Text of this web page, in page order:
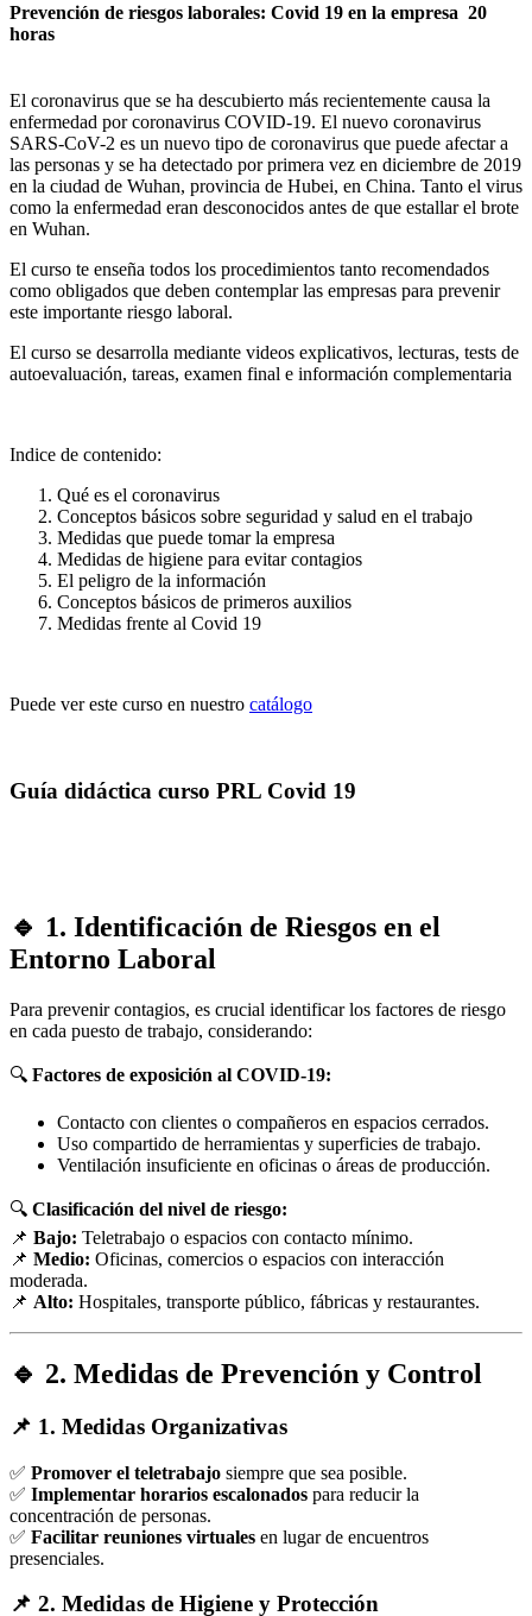
Prevención de riesgos laborales: Covid 19 en la empresa 20
horas
El coronavirus que se ha descubierto más recientemente causa la
enfermedad por coronavirus COVID-19. El nuevo coronavirus
SARS-CoV-2 es un nuevo tipo de coronavirus que puede afectar a
las personas y se ha detectado por primera vez en diciembre de 2019
en la ciudad de Wuhan, provincia de Hubei, en China. Tanto el virus
como la enfermedad eran desconocidos antes de que estallar el brote
en Wuhan.
El curso te enseña todos los procedimientos tanto recomendados
como obligados que deben contemplar las empresas para prevenir
este importante riesgo laboral.
El curso se desarrolla mediante videos explicativos, lecturas, tests de
autoevaluación, tareas, examen final e información complementaria
Indice de contenido:
Qué es el coronavirus
Conceptos básicos sobre seguridad y salud en el trabajo
Medidas que puede tomar la empresa
Medidas de higiene para evitar contagios
El peligro de la información
Conceptos básicos de primeros auxilios
Medidas frente al Covid 19
Puede ver este curso en nuestro catálogo
Guía didáctica curso PRL Covid 19
🔹 1. Identificación de Riesgos en el
Entorno Laboral
Para prevenir contagios, es crucial identificar los factores de riesgo
en cada puesto de trabajo, considerando:
🔍 Factores de exposición al COVID-19:
Contacto con clientes o compañeros en espacios cerrados.
Uso compartido de herramientas y superficies de trabajo.
Ventilación insuficiente en oficinas o áreas de producción.
🔍 Clasificación del nivel de riesgo:
📌 Bajo: Teletrabajo o espacios con contacto mínimo.
📌 Medio: Oficinas, comercios o espacios con interacción
moderada.
📌 Alto: Hospitales, transporte público, fábricas y restaurantes.
🔹 2. Medidas de Prevención y Control
📌 1. Medidas Organizativas
✅ Promover el teletrabajo siempre que sea posible.
✅ Implementar horarios escalonados para reducir la
concentración de personas.
✅ Facilitar reuniones virtuales en lugar de encuentros
presenciales.
📌 2. Medidas de Higiene y Protección